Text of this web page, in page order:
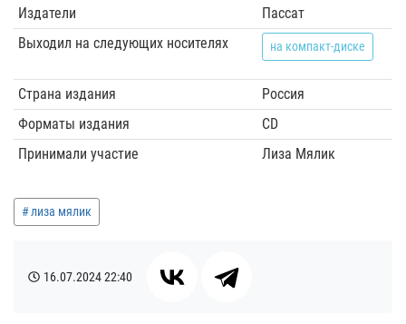
Издатели
Пассат
Выходил на следующих носителях
на компакт-диске
Страна издания
Россия
Форматы издания
CD
Принимали участие
Лиза Мялик
лиза мялик
16.07.202422:40